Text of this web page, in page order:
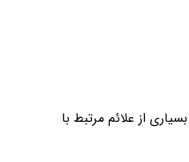
از علائم مرتبط با